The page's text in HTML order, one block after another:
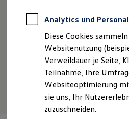
Kfz-Versicherung
Garantien
Wartungsverträge
Geschäftskunden
Professional
Großkunden
Behörden
Direktkunden
Sonderfahrzeuge
Anpfiff zum Gewinn
Details ansehen
Analytics und
Diese Cookies
Websitenutzung
Verweildauer je Seite,
Teilnahme, Ihre
Websiteoptimierung
sie uns, Ihr
zuzuschneiden.